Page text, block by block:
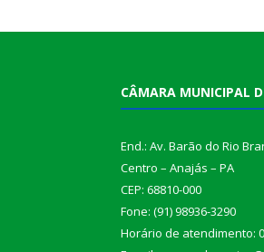
CÂMARA MUNICIPAL
End.: Av. Barão do Rio
Centro – Anajás – PA
CEP: 68810-000
Fone: (91) 98936-3290
Horário de atendimento: